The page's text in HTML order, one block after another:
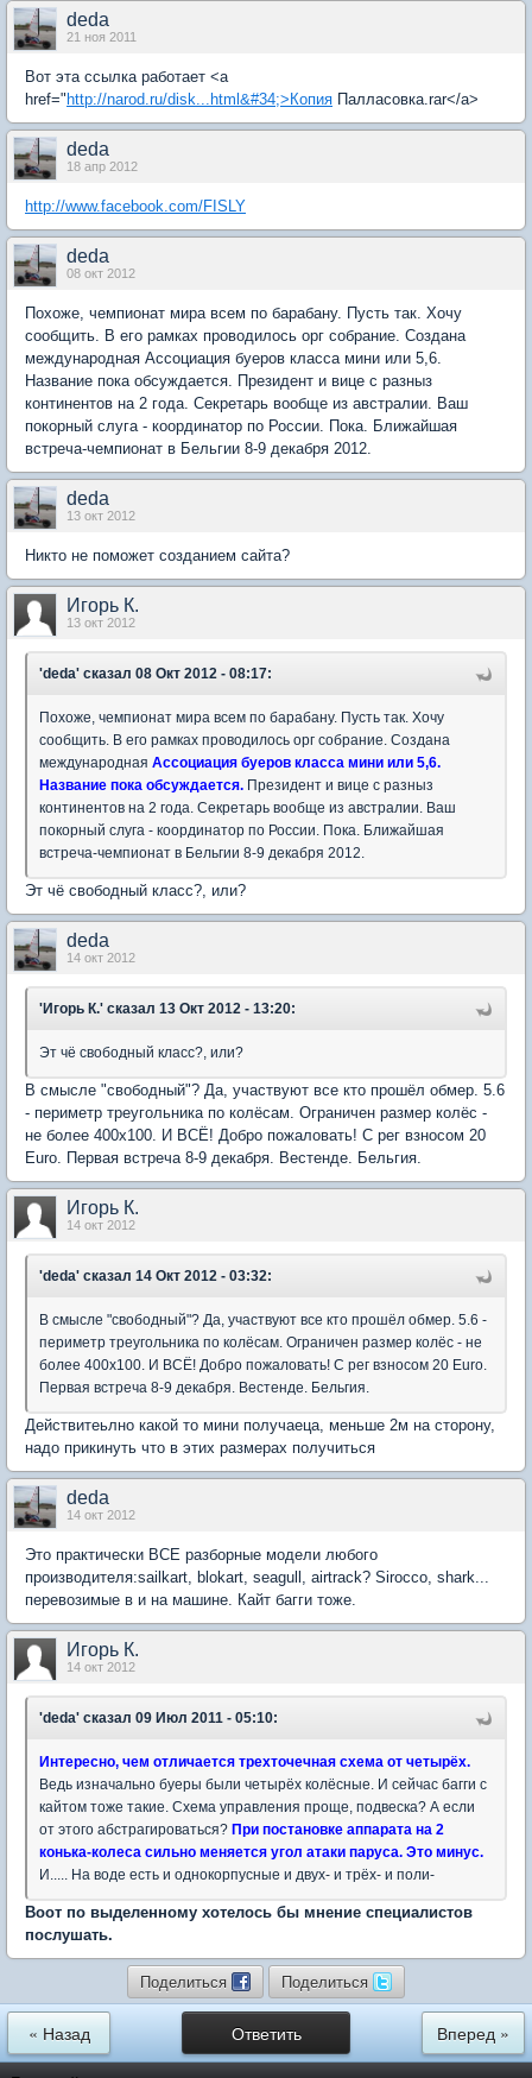
deda
21 ноя 2011
Вот эта ссылка работает <a
href=" http://narod.ru/disk...html&#34;>Копия Палласовка.rar</a>
deda
18 апр 2012
http://www.facebook.com/FISLY
deda
08 окт 2012
Похоже, чемпионат мира всем по барабану. Пусть так. Хочу
сообщить. В его рамках проводилось орг собрание. Создана
международная Ассоциация буеров класса мини или 5,6.
Название пока обсуждается. Президент и вице с разныз
континентов на 2 года. Секретарь вообще из австралии. Ваш
покорный слуга - координатор по России. Пока. Ближайшая
встреча-чемпионат в Бельгии 8-9 декабря 2012.
deda
13 окт 2012
Никто не поможет созданием сайта?
Игорь К.
13 окт 2012
'deda' сказал 08 Окт 2012 - 08:17:
Похоже, чемпионат мира всем по барабану. Пусть так. Хочу
сообщить. В его рамках проводилось орг собрание. Создана
международная Ассоциация буеров класса мини или 5,6.
Название пока обсуждается. Президент и вице с разныз
континентов на 2 года. Секретарь вообще из австралии. Ваш
покорный слуга - координатор по России. Пока. Ближайшая
встреча-чемпионат в Бельгии 8-9 декабря 2012.
Эт чё свободный класс?, или?
deda
14 окт 2012
'Игорь К.' сказал 13 Окт 2012 - 13:20:
Эт чё свободный класс?, или?
В смысле "свободный"? Да, участвуют все кто прошёл обмер. 5.6
- периметр треугольника по колёсам. Ограничен размер колёс -
не более 400х100. И ВСЁ! Добро пожаловать! С рег взносом 20
Euro. Первая встреча 8-9 декабря. Вестенде. Бельгия.
Игорь К.
14 окт 2012
'deda' сказал 14 Окт 2012 - 03:32:
В смысле "свободный"? Да, участвуют все кто прошёл обмер. 5.6 -
периметр треугольника по колёсам. Ограничен размер колёс - не
более 400х100. И ВСЁ! Добро пожаловать! С рег взносом 20 Euro.
Первая встреча 8-9 декабря. Вестенде. Бельгия.
Действитеьлно какой то мини получаеца, меньше 2м на сторону,
надо прикинуть что в этих размерах получиться
deda
14 окт 2012
Это практически ВСЕ разборные модели любого
производителя:sailkart, blokart, seagull, airtrack? Sirocco, shark...
перевозимые в и на машине. Кайт багги тоже.
Игорь К.
14 окт 2012
'deda' сказал 09 Июл 2011 - 05:10:
Интересно, чем отличается трехточечная схема от четырёх.
Ведь изначально буеры были четырёх колёсные. И сейчас багги с
кайтом тоже такие. Схема управления проще, подвеска? А если
от этого абстрагироваться? При постановке аппарата на 2
конька-колеса сильно меняется угол атаки паруса. Это минус.
И..... На воде есть и однокорпусные и двух- и трёх- и поли-
Воот по выделенному хотелось бы мнение специалистов
послушать.
Поделиться Поделиться
Ответить
« Назад Вперед »